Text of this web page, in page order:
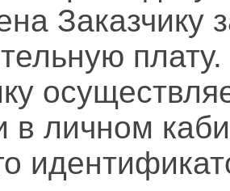
Заказчику
в личном